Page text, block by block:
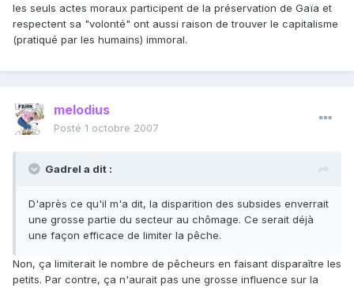
les seuls actes moraux participent de la préservation de Gaïa et
respectent sa "volonté" ont aussi raison de trouver le capitalisme
(pratiqué par les humains) immoral.
melodius
Posté 1 octobre 2007
Gadrel a dit :
D'après ce qu'il m'a dit, la disparition des subsides enverrait
une grosse partie du secteur au chômage. Ce serait déjà
une façon efficace de limiter la pêche.
Non, ça limiterait le nombre de pêcheurs en faisant disparaître les
petits. Par contre, ça n'aurait pas une grosse influence sur la